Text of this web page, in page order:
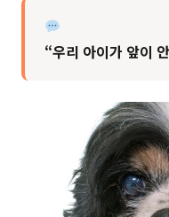
“우리 아이가 앞이